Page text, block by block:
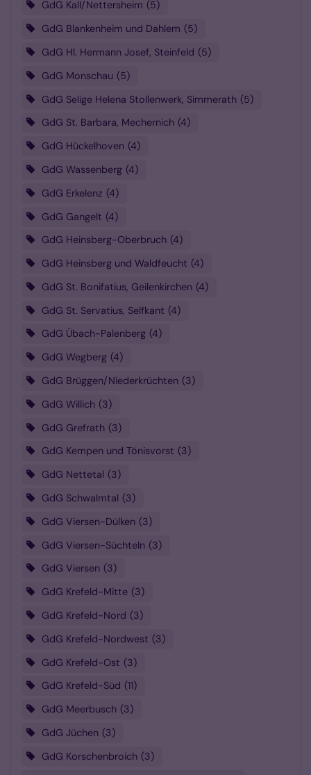
GdG Kall/Nettersheim
5
GdG Blankenheim und Dahlem 5
GdG Hl. Hermann Josef, Steinfeld 5
GdG Monschau 5
GdG Selige Helena Stollenwerk, Simmerath 5
GdG St. Barbara, Mechernich 4
GdG Hückelhoven 4
GdG Wassenberg 4
GdG Erkelenz 4
GdG Gangelt 4
GdG Heinsberg-Oberbruch 4
GdG Heinsberg und Waldfeucht 4
GdG St. Bonifatius, Geilenkirchen 4
GdG St. Servatius, Selfkant 4
GdG Übach-Palenberg 4
GdG Wegberg 4
GdG Brüggen/Niederkrüchten 3
GdG Willich 3
GdG Grefrath 3
GdG Kempen und Tönisvorst
3
GdG Nettetal 3
GdG Schwalmtal 3
GdG Viersen-Dülken 3
GdG Viersen-Süchteln 3
GdG Viersen
3
GdG Krefeld-Mitte 3
GdG Krefeld-Nord 3
GdG Krefeld-Nordwest 3
GdG Krefeld-Ost 3
GdG Krefeld-Süd
11
GdG Meerbusch 3
GdG Jüchen 3
GdG Korschenbroich 3